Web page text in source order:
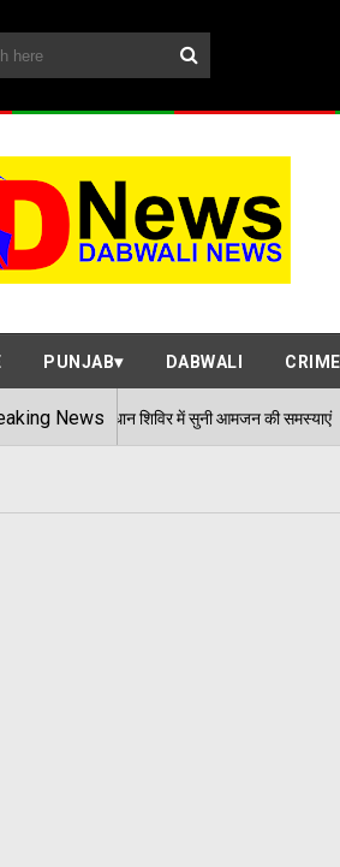
PUNJAB DABWALI CRIME
News
06/08/2026 एडीसी अर्पित संगल ने समाधान शिविर में